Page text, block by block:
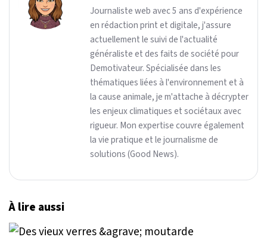
Journaliste web avec 5 ans d'expérience
en rédaction print et digitale, j'assure
actuellement le suivi de l'actualité
généraliste et des faits de société pour
Demotivateur. Spécialisée dans les
thématiques liées à l'environnement et à
la cause animale, je m'attache à décrypter
les enjeux climatiques et sociétaux avec
rigueur. Mon expertise couvre également
la vie pratique et le journalisme de
solutions (Good News).
À lire aussi